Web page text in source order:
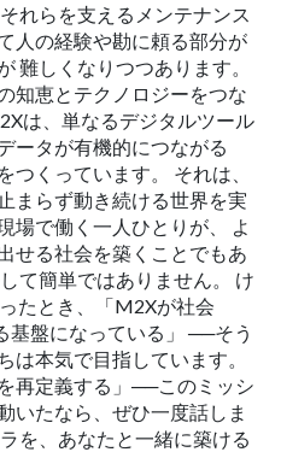
れらを支えるメンテナンス
人の経験や勘に頼る部分が
難しくなりつつあります。
知恵とテクノロジーをつな
は、単なるデジタルツール
ータが有機的につながる
つくっています。 それは、
まらず動き続ける世界を実
場で働く一人ひとりが、 よ
せる社会を築くことでもあ
て簡単ではありません。 け
たとき、「M2Xが社会
基盤になっている」 ──そう
は本気で目指しています。
再定義する」──このミッシ
いたなら、ぜひ一度話しま
を、あなたと一緒に築ける